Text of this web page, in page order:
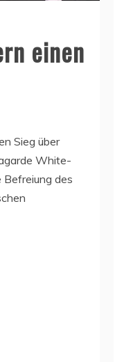
einen
Sieg über
White-
Befreiung des